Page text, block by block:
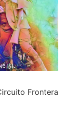
Frontera